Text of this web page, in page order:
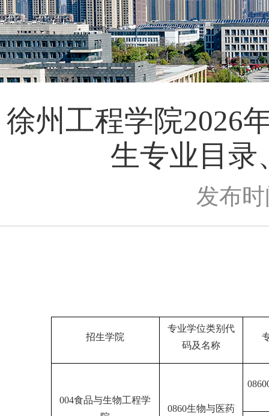
徐州工程学院2026
生专业目录
发布
招生学院
专业学位类别代
码及名称
004食品与生物工程学
0860生物与医药